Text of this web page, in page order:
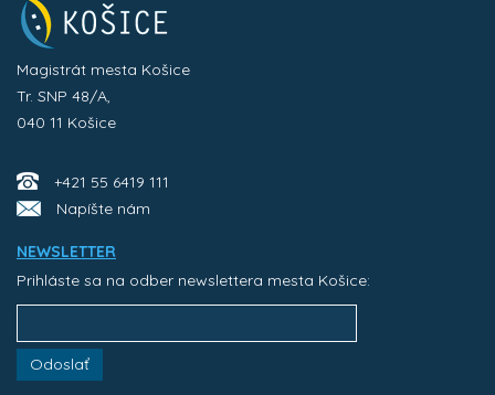
Magistrát mesta Košice
Tr. SNP 48/A,
040 11 Košice
+421 55 6419 111
Napíšte nám
NEWSLETTER
Prihláste sa na odber newslettera mesta Košice:
Odoslať